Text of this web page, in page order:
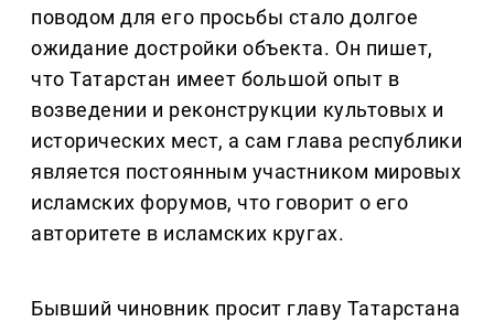
поводом для его просьбы стало долгое
ожидание достройки объекта. Он пишет,
что Татарстан имеет большой опыт в
возведении и реконструкции культовых и
исторических мест, а сам глава республики
является постоянным участником мировых
исламских форумов, что говорит о его
авторитете в исламских кругах.
Бывший чиновник просит главу Татарстана